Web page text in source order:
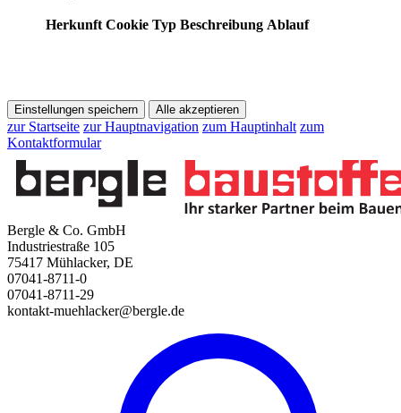
Herkunft Cookie Typ Beschreibung Ablauf
Einstellungen speichern Alle akzeptieren
zur Startseite zur Hauptnavigation zum Hauptinhalt zum
Kontaktformular
Bergle & Co. GmbH
Industriestraße 105
75417 Mühlacker, DE
07041-8711-0
07041-8711-29
kontakt-muehlacker@bergle.de